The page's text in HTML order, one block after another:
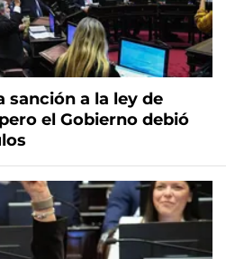
sanción a la ley de
el Gobierno debió